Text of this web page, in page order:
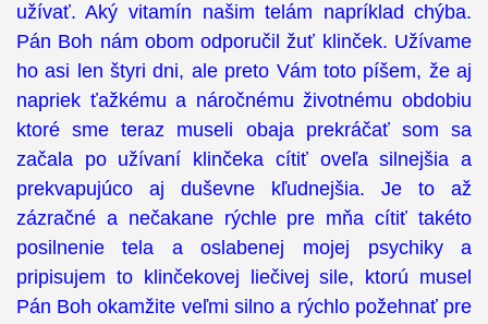
užívať. Aký vitamín našim telám napríklad chýba.
Pán Boh nám obom odporučil žuť klinček. Užívame
ho asi len štyri dni, ale preto Vám toto píšem, že aj
napriek ťažkému a náročnému životnému obdobiu
ktoré sme teraz museli obaja prekráčať som sa
začala po užívaní klinčeka cítiť oveľa silnejšia a
prekvapujúco aj duševne kľudnejšia. Je to až
zázračné a nečakane rýchle pre mňa cítiť takéto
posilnenie tela a oslabenej mojej psychiky a
pripisujem to klinčekovej liečivej sile, ktorú musel
Pán Boh okamžite veľmi silno a rýchlo požehnať pre